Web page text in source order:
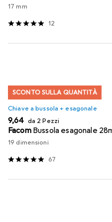
17 mm
12
SCONTO SULLA QUANTITÀ
Chiave a bussola + esagonale
EUR
9,64 da 2 Pezzi
Facom Bussola esagonale
19 dimensioni
67